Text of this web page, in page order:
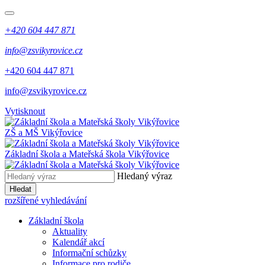
+420 604 447 871
info@zsvikyrovice.cz
+420 604 447 871
info@zsvikyrovice.cz
Vytisknout
ZŠ a MŠ Vikýřovice
Základní škola a Mateřská škola Vikýřovice
Hledaný výraz
Hledat
rozšířené vyhledávání
Základní škola
Aktuality
Kalendář akcí
Informační schůzky